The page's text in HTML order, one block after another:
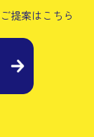
ご提案はこちら